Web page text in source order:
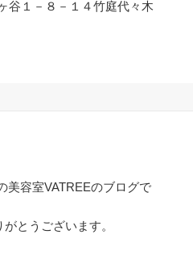
１－８－１４竹庭代々木
美容室VATREEのブログで
とうございます。